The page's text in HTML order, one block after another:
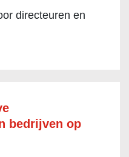
directeuren en
bedrijven op